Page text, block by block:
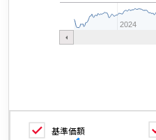
2024
基準価額